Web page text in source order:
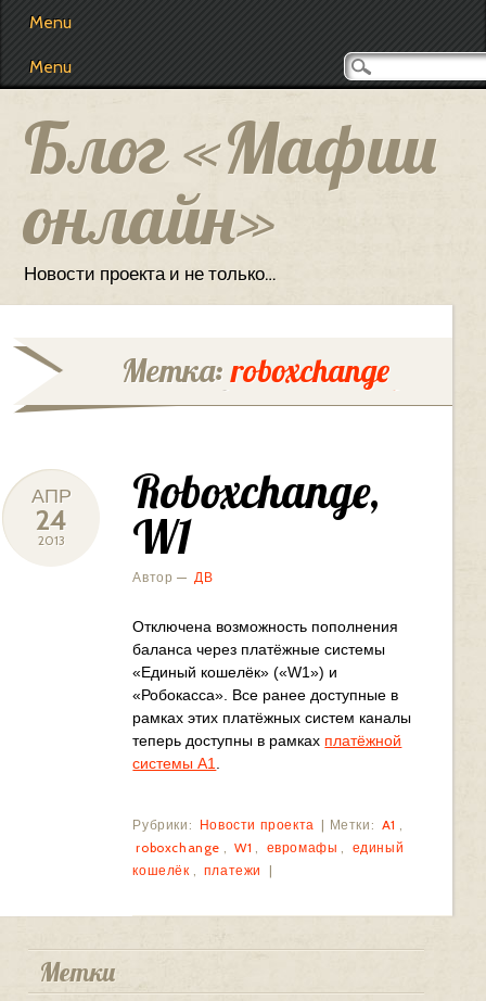
Main menu
Menu
Menu
Блог «Мафии
онлайн»
Новости проекта и не только…
Метка:roboxchange
АПР
24
2013
Roboxchange,
W1
Автор — ДВ
Отключена возможность пополнения
баланса через платёжные системы
«Единый кошелёк» («W1») и
«Робокасса». Все ранее доступные в
рамках этих платёжных систем каналы
теперь доступны в рамках платёжной
системы A1
Рубрики: Новости проекта | Метки: A1
roboxchange
W1 евромафы
единый
кошелёк
платежи |
Метки